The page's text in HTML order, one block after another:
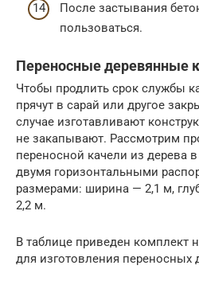
После застывания
пользоваться.
Переносные деревянные
Чтобы продлить срок службы
прячут в сарай или другое
случае изготавливают
не закапывают. Рассмотрим
переносной качели из дерева
двумя горизонтальными
размерами: ширина — 2,1 м,
2,2 м.
В таблице приведен комплект
для изготовления переносных